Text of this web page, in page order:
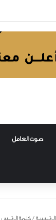
صوت العامل
الرئيسية / كلمة الرئيس